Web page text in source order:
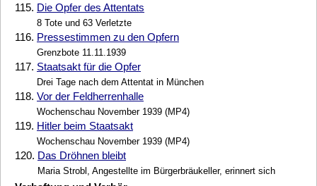
115. Die Opfer des Attentats
8 Tote und 63 Verletzte
116. Pressestimmen zu den Opfern
Grenzbote 11.11.1939
117. Staatsakt für die Opfer
Drei Tage nach dem Attentat in München
118. Vor der Feldherrenhalle
Wochenschau November 1939 (MP4)
119. Hitler beim Staatsakt
Wochenschau November 1939 (MP4)
120. Das Dröhnen bleibt
Maria Strobl, Angestellte im Bürgerbräukeller, erinnert sich